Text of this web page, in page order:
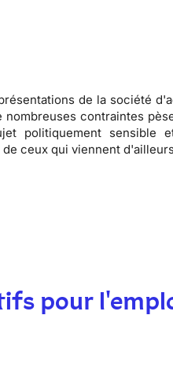
de la société
nombreuses contraintes
politiquement sensible
de ceux qui viennent
pour